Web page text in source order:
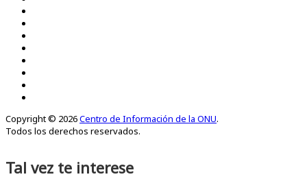
Copyright © 2026Centro de Información de la ONU.
Todos los derechos reservados.
Tal vez te interese